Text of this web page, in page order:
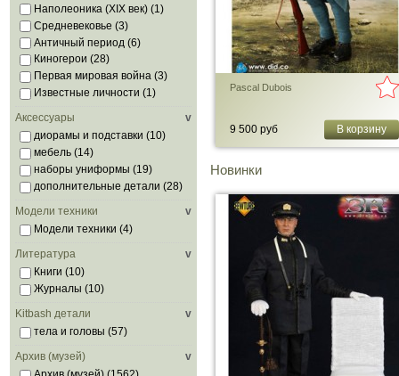
Наполеоника (XIX век) (1)
Средневековье (3)
Античный период (6)
Киногерои (28)
Первая мировая война (3)
Известные личности (1)
Аксессуары
v
диорамы и подставки (10)
мебель (14)
наборы униформы (19)
дополнительные детали (28)
Модели техники
v
Модели техники (4)
Литература
v
Книги (10)
Журналы (10)
Kitbash детали
v
тела и головы (57)
Архив (музей)
v
Pascal Dubois
9 500 руб В корзину
Новинки